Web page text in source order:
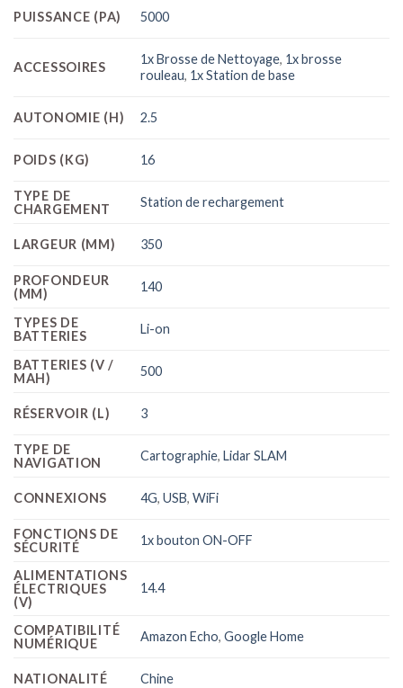
PUISSANCE (PA) 5000
ACCESSOIRES
1x Brosse de Nettoyage, 1x brosse
rouleau, 1x Station de base
AUTONOMIE (H) 2.5
POIDS (KG) 16
TYPE DE
CHARGEMENT
Station de rechargement
LARGEUR (MM) 350
PROFONDEUR
(MM)
140
TYPES DE
BATTERIES
Li-on
BATTERIES (V /
MAH)
500
RÉSERVOIR (L) 3
TYPE DE
NAVIGATION
Cartographie,Lidar SLAM
CONNEXIONS 4G,USB,WiFi
FONCTIONS DE
SÉCURITÉ
1x bouton ON-OFF
ALIMENTATIONS
ÉLECTRIQUES
(V)
14.4
COMPATIBILITÉ
NUMÉRIQUE
Amazon Echo,Google Home
NATIONALITÉ Chine